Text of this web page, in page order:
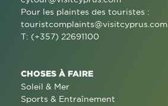
Pour les plaintes des touristes :
touristcomplaints@visitcyprus.com
T: (+357) 22691100
CHOSES À FAIRE
Soleil & Mer
Sports & Entraînement